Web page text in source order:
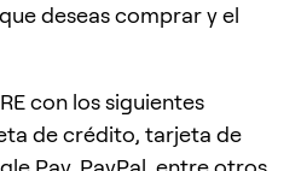
deseas comprar y el
con los siguientes
de crédito, tarjeta de